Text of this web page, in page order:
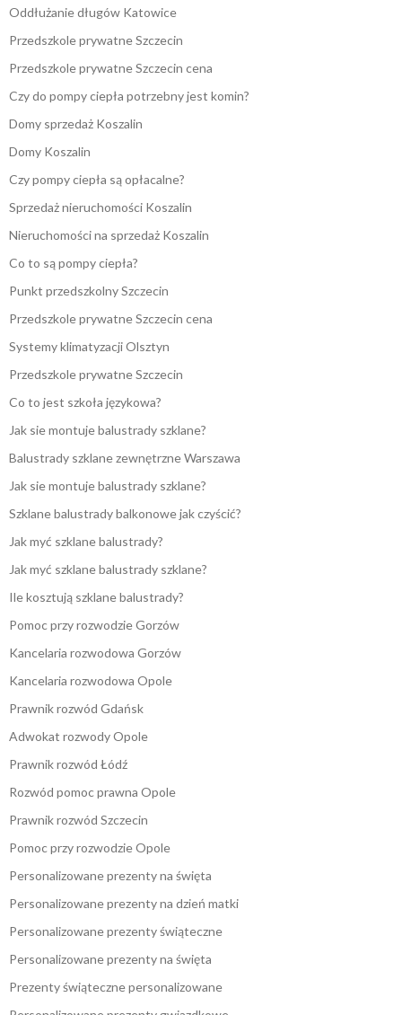
Oddłużanie długów Katowice
Przedszkole prywatne Szczecin
Przedszkole prywatne Szczecin cena
Czy do pompy ciepła potrzebny jest komin?
Domy sprzedaż Koszalin
Domy Koszalin
Czy pompy ciepła są opłacalne?
Sprzedaż nieruchomości Koszalin
Nieruchomości na sprzedaż Koszalin
Co to są pompy ciepła?
Punkt przedszkolny Szczecin
Przedszkole prywatne Szczecin cena
Systemy klimatyzacji Olsztyn
Przedszkole prywatne Szczecin
Co to jest szkoła językowa?
Jak sie montuje balustrady szklane?
Balustrady szklane zewnętrzne Warszawa
Jak sie montuje balustrady szklane?
Szklane balustrady balkonowe jak czyścić?
Jak myć szklane balustrady?
Jak myć szklane balustrady szklane?
Ile kosztują szklane balustrady?
Pomoc przy rozwodzie Gorzów
Kancelaria rozwodowa Gorzów
Kancelaria rozwodowa Opole
Prawnik rozwód Gdańsk
Adwokat rozwody Opole
Prawnik rozwód Łódź
Rozwód pomoc prawna Opole
Prawnik rozwód Szczecin
Pomoc przy rozwodzie Opole
Personalizowane prezenty na święta
Personalizowane prezenty na dzień matki
Personalizowane prezenty świąteczne
Personalizowane prezenty na święta
Prezenty świąteczne personalizowane